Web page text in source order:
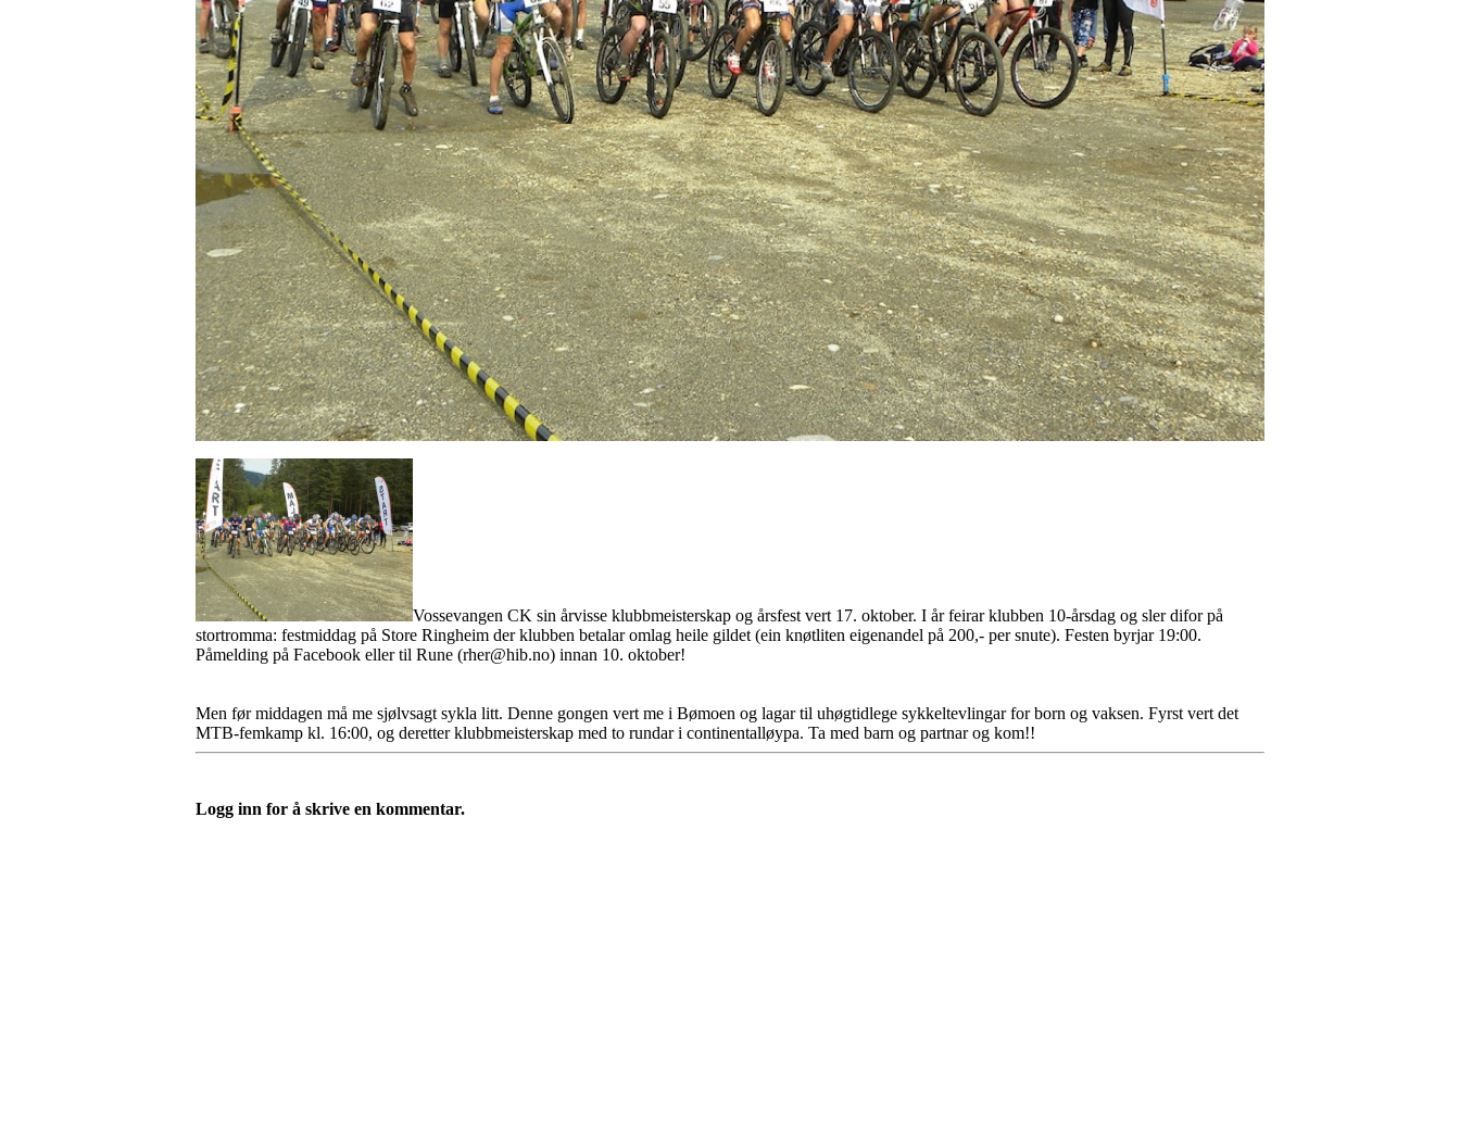
Vossevangen CK sin årvisse klubbmeisterskap og årsfest vert 17. oktober. I år feirar klubben 10-årsdag og sler difor på
stortromma: festmiddag på Store Ringheim der klubben betalar omlag heile gildet (ein knøtliten eigenandel på 200,- per snute). Festen byrjar 19:00.
Påmelding på Facebook eller til Rune (rher@hib.no) innan 10. oktober!
Men før middagen må me sjølvsagt sykla litt. Denne gongen vert me i Bømoen og lagar til uhøgtidlege sykkeltevlingar for born og vaksen. Fyrst vert det
MTB-femkamp kl. 16:00, og deretter klubbmeisterskap med to rundar i continentalløypa. Ta med barn og partnar og kom!!
Logg inn for å skrive en kommentar.